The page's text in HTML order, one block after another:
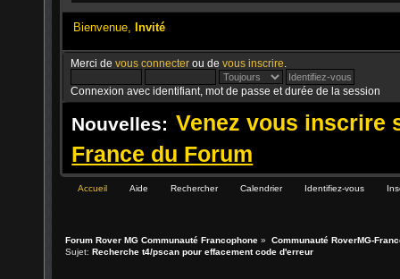
Bienvenue, Invité
Merci devous connecter ou devous inscrire
Connexion avec identifiant, mot de passe et durée de la session
Nouvelles: Venez vous inscrire
France du Forum
Accueil Aide Rechercher Calendrier Identifiez-vous
Forum Rover MG Communauté Francophone »
Communauté RoverMG-
Sujet:Recherche t4/pscan pour effacement code d'erreur